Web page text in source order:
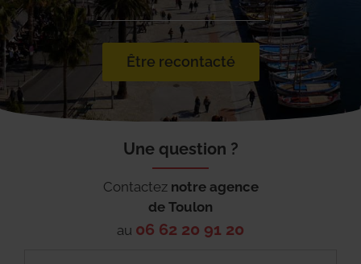
Être recontacté
Une question ?
Contactez notre agence
de Toulon
au 06 62 20 91 20